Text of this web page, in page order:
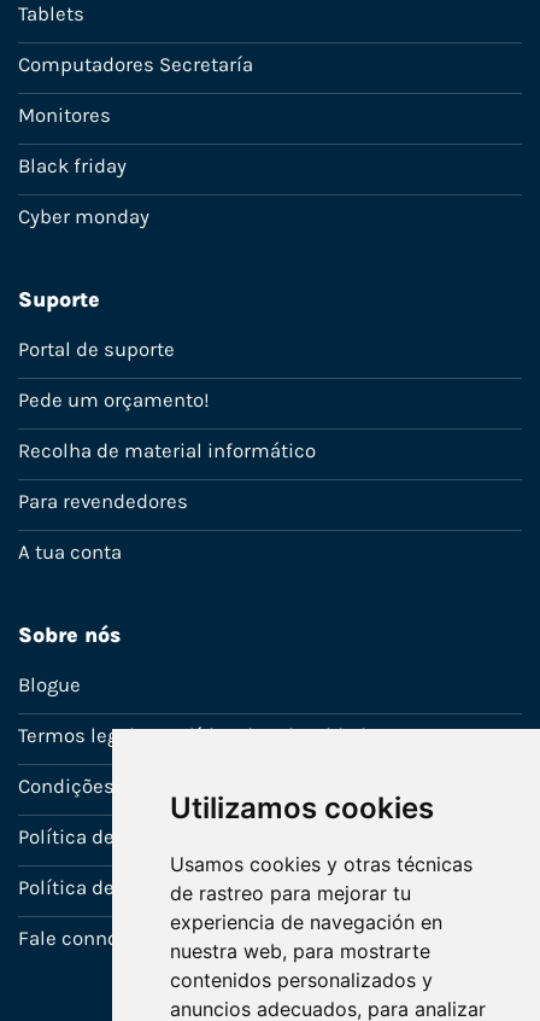
Utilizamos cookies
Usamos cookies y otras técnicas
de rastreo para mejorar tu
experiencia de navegación en
nuestra web, para mostrarte
contenidos personalizados y
anuncios adecuados, para analizar
Tablets
Computadores Secretaría
Monitores
Black friday
Cyber monday
Suporte
Portal de suporte
Pede um orçamento!
Recolha de material informático
Para revendedores
A tua conta
Sobre nós
Blogue
Termos legais e política de privacidade
Condições de venda
Política de Garantia
Política de utilização de cookies
Fale connosco